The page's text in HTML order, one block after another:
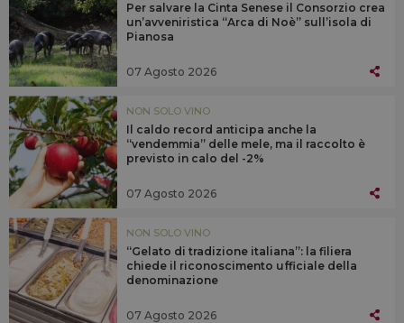
Per salvare la Cinta Senese il Consorzio crea
un’avveniristica “Arca di Noè” sull’isola di
Pianosa
07 Agosto 2026
NON SOLO VINO
Il caldo record anticipa anche la
“vendemmia” delle mele, ma il raccolto è
previsto in calo del -2%
07 Agosto 2026
NON SOLO VINO
“Gelato di tradizione italiana”: la filiera
chiede il riconoscimento ufficiale della
denominazione
07 Agosto 2026